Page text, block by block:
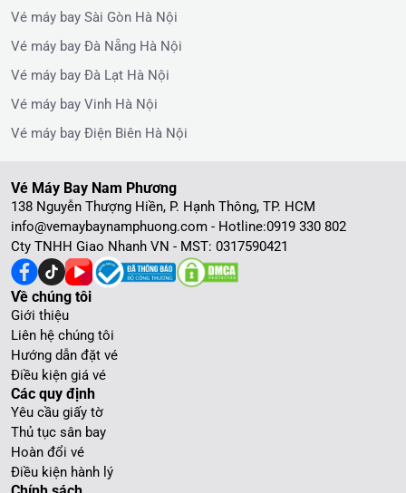
Vé máy bay Sài Gòn Hà Nội
Vé máy bay Đà Nẵng Hà Nội
Vé máy bay Đà Lạt Hà Nội
Vé máy bay Vinh Hà Nội
Vé máy bay Điện Biên Hà Nội
Các quy định
Yêu cầu giấy tờ
Thủ tục sân bay
Hoàn đổi vé
Điều kiện hành lý
Về chúng tôi
Giới thiệu
Liên hệ chúng tôi
Hướng dẫn đặt vé
Điều kiện giá vé
Vé Máy Bay Nam Phương
138 Nguyễn Thượng Hiền, P. Hạnh Thông, TP. HCM
info@vemaybaynamphuong.com - Hotline:0919 330 802
Cty TNHH Giao Nhanh VN - MST: 0317590421